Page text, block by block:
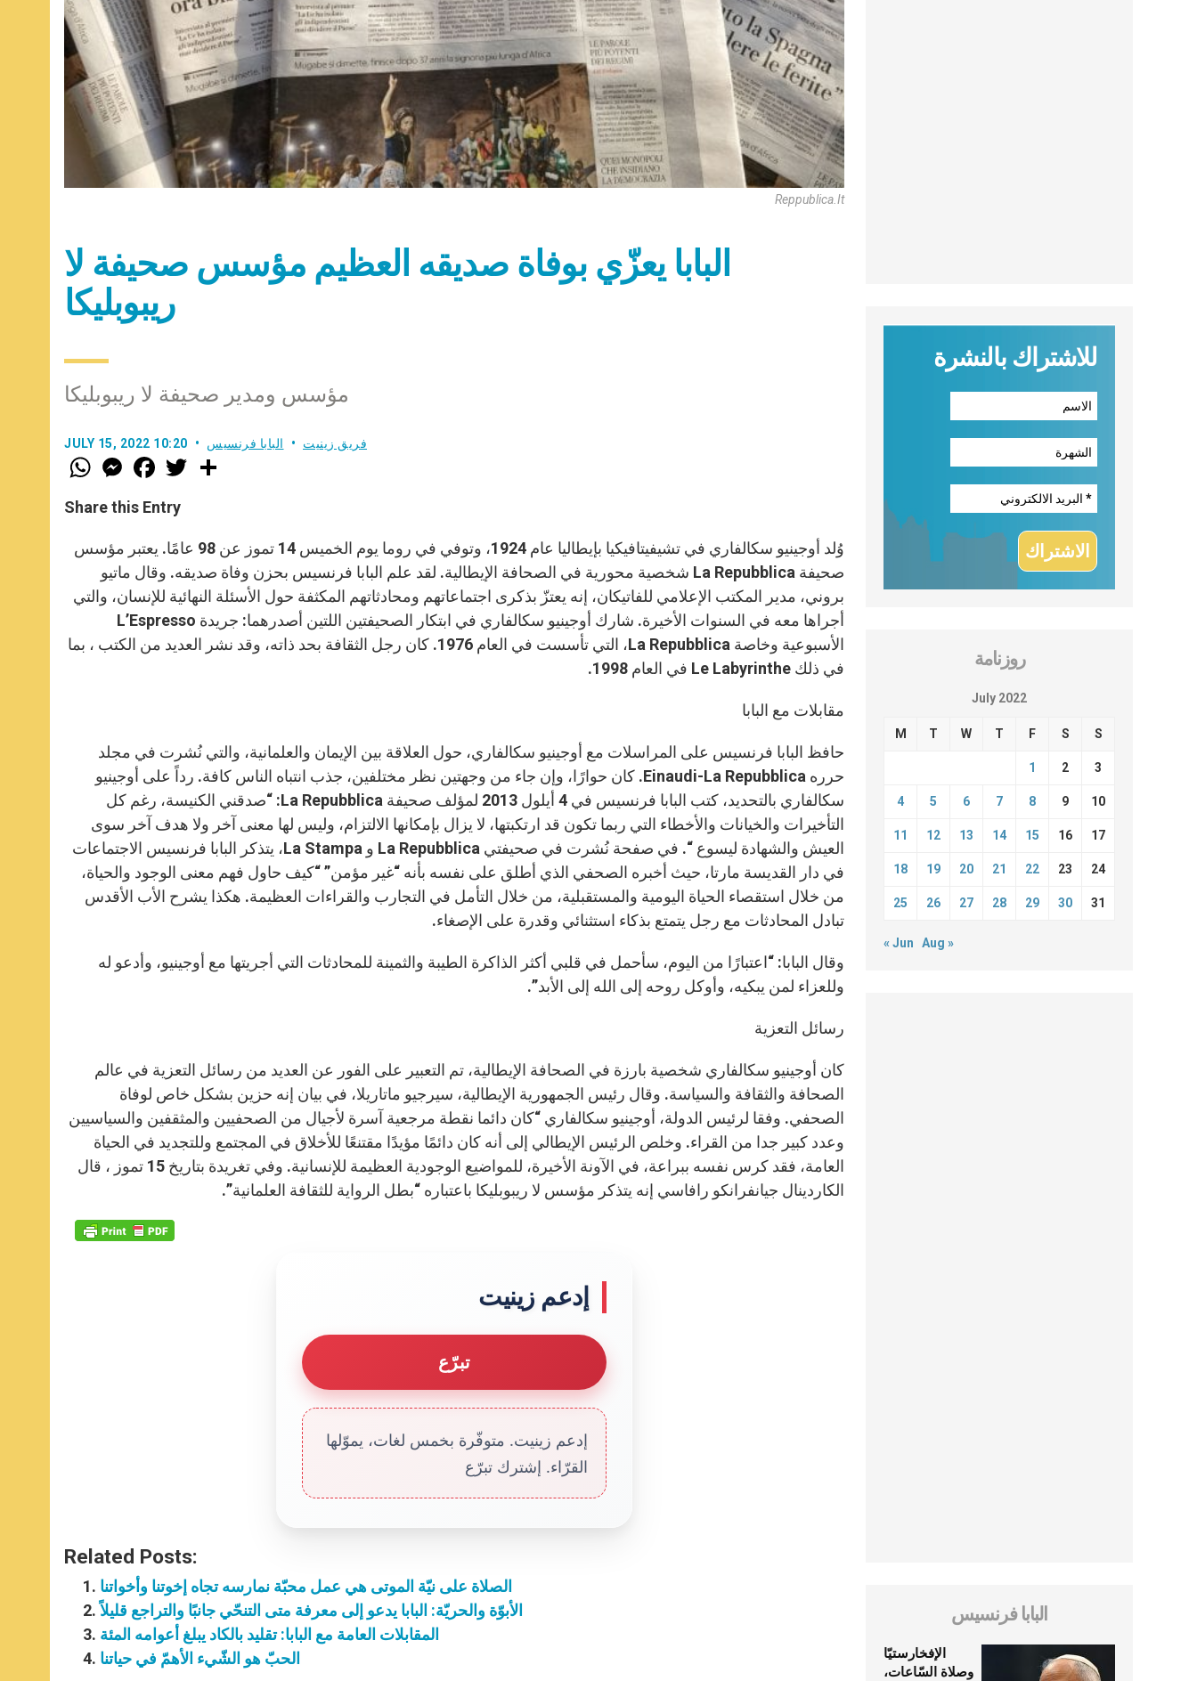
Reppublica.it
البابا يعزّي بوفاة صديقه العظيم مؤسس صحيفة لا
ريبوبليكا
مؤسس ومدير صحيفة لا ريبوبليكا
JULY 15, 2022 10:20 فريق زينيت البابا فرنسيس
W
h
t
s
p
p
M
e
s
e
g
e
r
F
a
e
b
o
k
w
r
Share this Entry
وُلد أوجينيو سكالفاري في تشيفيتافيكيا بإيطاليا عام 1924، وتوفي في روما يوم الخميس 14 تموز عن 98 عامًا. يعتبر مؤسس
صحيفة La Repubblica شخصية محورية في الصحافة الإيطالية. لقد علم البابا فرنسيس بحزن وفاة صديقه. وقال ماتيو
بروني، مدير المكتب الإعلامي للفاتيكان، إنه يعتزّ بذكرى اجتماعاتهم ومحادثاتهم المكثفة حول الأسئلة النهائية للإنسان، والتي
أجراها معه في السنوات الأخيرة. شارك أوجينيو سكالفاري في ابتكار الصحيفتين اللتين أصدرهما: جريدة L’Espresso
الأسبوعية وخاصة La Repubblica، التي تأسست في العام 1976. كان رجل الثقافة بحد ذاته، وقد نشر العديد من الكتب ، بما
في ذلك Le Labyrinthe في العام 1998.
مقابلات مع البابا
حافظ البابا فرنسيس على المراسلات مع أوجينيو سكالفاري، حول العلاقة بين الإيمان والعلمانية، والتي نُشرت في مجلد
حرره Einaudi-La Repubblica. كان حوارًا، وإن جاء من وجهتين نظر مختلفين، جذب انتباه الناس كافة. رداً على أوجينيو
سكالفاري بالتحديد، كتب البابا فرنسيس في 4 أيلول 2013 لمؤلف صحيفة La Repubblica: “صدقني الكنيسة، رغم كل
التأخيرات والخيانات والأخطاء التي ربما تكون قد ارتكبتها، لا يزال بإمكانها الالتزام، وليس لها معنى آخر ولا هدف آخر سوى
العيش والشهادة ليسوع “. في صفحة نُشرت في صحيفتي La Repubblica و La Stampa، يتذكر البابا فرنسيس الاجتماعات
في دار القديسة مارتا، حيث أخبره الصحفي الذي أطلق على نفسه بأنه “غير مؤمن” “كيف حاول فهم معنى الوجود والحياة،
من خلال استقصاء الحياة اليومية والمستقبلية، من خلال التأمل في التجارب والقراءات العظيمة. هكذا يشرح الأب الأقدس
تبادل المحادثات مع رجل يتمتع بذكاء استثنائي وقدرة على الإصغاء.
وقال البابا: “اعتبارًا من اليوم، سأحمل في قلبي أكثر الذاكرة الطيبة والثمينة للمحادثات التي أجريتها مع أوجينيو، وأدعو له
وللعزاء لمن يبكيه، وأوكل روحه إلى الله إلى الأبد”.
رسائل التعزية
كان أوجينيو سكالفاري شخصية بارزة في الصحافة الإيطالية، تم التعبير على الفور عن العديد من رسائل التعزية في عالم
الصحافة والثقافة والسياسة. وقال رئيس الجمهورية الإيطالية، سيرجيو ماتاريلا، في بيان إنه حزين بشكل خاص لوفاة
الصحفي. وفقا لرئيس الدولة، أوجينيو سكالفاري “كان دائما نقطة مرجعية آسرة لأجيال من الصحفيين والمثقفين والسياسيين
وعدد كبير جدا من القراء. وخلص الرئيس الإيطالي إلى أنه كان دائمًا مؤيدًا مقتنعًا للأخلاق في المجتمع وللتجديد في الحياة
العامة، فقد كرس نفسه ببراعة، في الآونة الأخيرة، للمواضيع الوجودية العظيمة للإنسانية. وفي تغريدة بتاريخ 15 تموز ، قال
الكاردينال جيانفرانكو رافاسي إنه يتذكر مؤسس لا ريبوبليكا باعتباره “بطل الرواية للثقافة العلمانية”.
إدعم زينيت
تبرّع
إدعم زينيت. متوفّرة بخمس لغات، يموّلها
القرّاء. إشترك تبرّع
Related Posts:
الصلاة على نيّة الموتى هي عمل محبّة نمارسه تجاه إخوتنا وأخواتنا
الأبوّة والحريّة: البابا يدعو إلى معرفة متى التنحّي جانبًا والتراجع قليلاً
المقابلات العامة مع البابا: تقليد بالكاد يبلغ أعوامه المئة
الحبّ هو الشّيء الأهمّ في حياتنا
للاشتراك بالنشرة
روزنامة
July 2022
M T W T F S S
1 2 3
4 5 6 7 8 9 10
11 12 13 14 15 16 17
18 19 20 21 22 23 24
25 26 27 28 29 30 31
« Jun Aug »
البابا فرنسيس
الإفخارستيّا
وصلاة السّاعات،